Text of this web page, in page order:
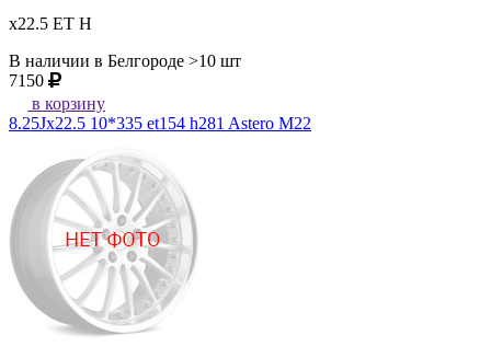
x22.5 ET H
В наличии в Белгороде >10 шт
7150
в корзину
8.25Jx22.5 10*335 et154 h281 Astero M22